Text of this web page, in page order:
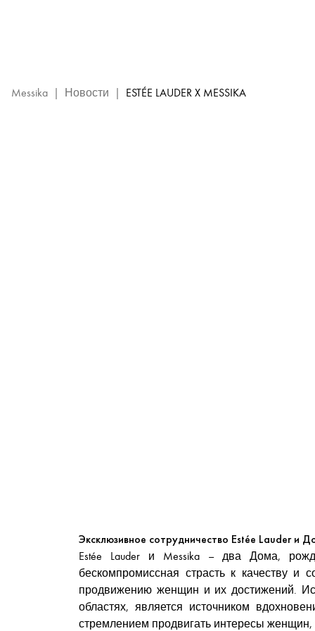
Messika | Новости | ESTÉE LAUDER X MESSIKA
Эксклюзивное сотрудничество Estée Lauder и
Estée Lauder и Messika – два Дома,
бескомпромиссная страсть к качеству и
продвижению женщин и их достижений.
областях, является источником
стремлением продвигать интересы